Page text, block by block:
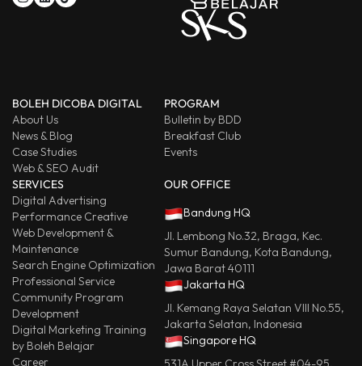
BOLEH DICOBA DIGITAL
About Us
News & Blog
Case Studies
Web & SEO Audit
PROGRAM
Bulletin by BDD
Breakfast Club
Events
SERVICES
Digital Advertising
Performance Creative
Web Development &
Maintenance
Search Engine Optimization
Professional Service
Community Program
Development
Digital Marketing Training
by Boleh Belajar
Career
OUR OFFICE
Bandung HQ
Jl. Lembong No.32, Braga, Kec.
Sumur Bandung, Kota Bandung,
Jawa Barat 40111
Jakarta HQ
Jl. Kemang Raya Selatan VIII No.55,
Jakarta Selatan, Indonesia
Singapore HQ